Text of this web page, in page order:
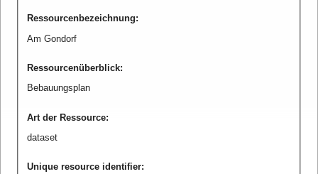
Ressourcenbezeichnung:
Am Gondorf
Ressourcenüberblick:
Bebauungsplan
Art der Ressource:
dataset
Unique resource identifier: